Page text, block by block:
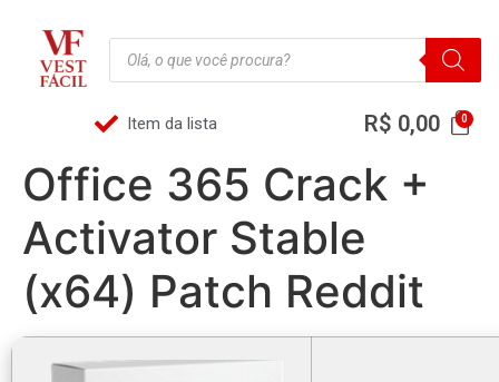
Item da lista R$ 0,00
Office 365 Crack +
Activator Stable
(x64) Patch Reddit